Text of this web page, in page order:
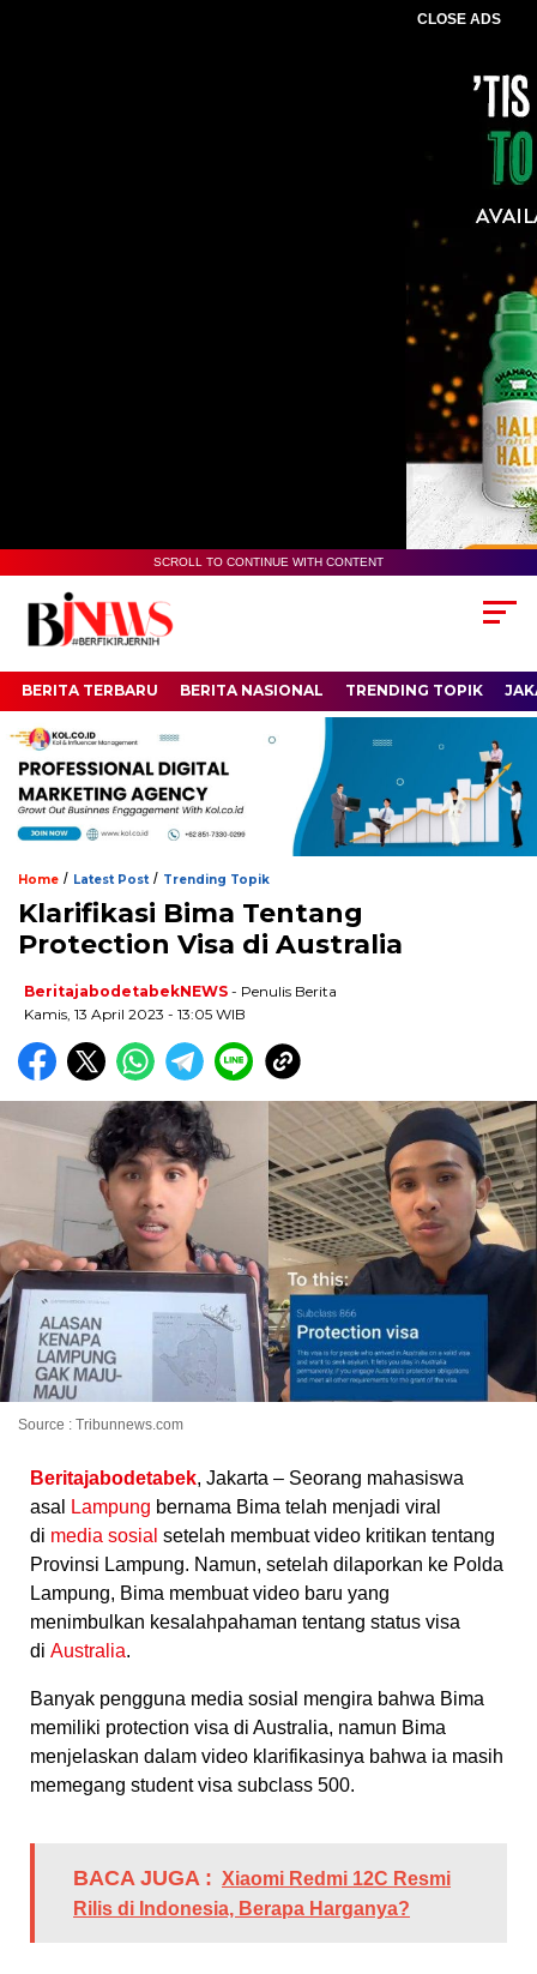
CLOSE ADS
SCROLL TO CONTINUE WITH CONTENT
BERITA TERBARU BERITA NASIONAL TRENDING TOPIK
Home / Latest Post / Trending Topik
Klarifikasi Bima Tentang
Protection Visa di Australia
BeritajabodetabekNEWS - Penulis Berita
Kamis, 13 April 2023 - 13:05 WIB
Source : Tribunnews.com
Beritajabodetabek, Jakarta – Seorang mahasiswa
asal
Lampung bernama Bima telah menjadi viral
di media sosial setelah membuat video kritikan tentang
Provinsi Lampung. Namun, setelah dilaporkan ke Polda
Lampung, Bima membuat video baru yang
menimbulkan kesalahpahaman tentang status visa
di Australia.
Banyak pengguna media sosial mengira bahwa Bima
memiliki protection visa di Australia, namun Bima
menjelaskan dalam video klarifikasinya bahwa ia masih
memegang student visa subclass 500.
BACA JUGA : Xiaomi Redmi 12C Resmi
Rilis di Indonesia, Berapa Harganya?